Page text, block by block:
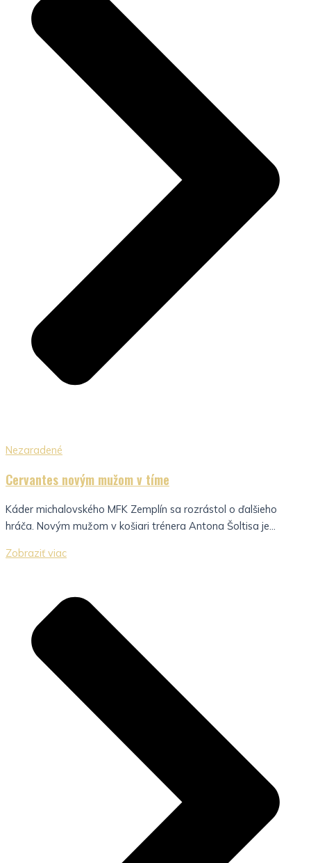
Nezaradené
Cervantes novým mužom v tíme
Káder michalovského MFK Zemplín sa rozrástol o ďalšieho
hráča. Novým mužom v košiari trénera Antona Šoltisa je...
Zobraziť viac